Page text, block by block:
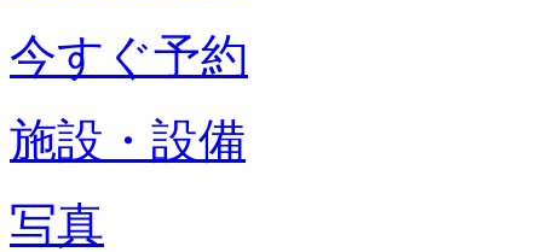
今すぐ予約
施設・設備
写真